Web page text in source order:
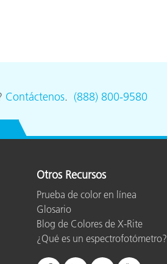
Contáctenos. (888) 800-9580
Otros Recursos
Prueba de color en línea
Glosario
Blog de Colores de X-Rite
¿Qué es un espectrofotómetro?